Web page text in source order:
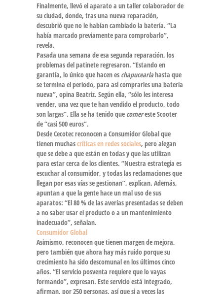
Finalmente, llevó el aparato a untaller colaboradorde
su ciudad, donde, tras una nueva reparación,
descubrió que no le habían cambiado la batería. “La
había marcado previamente para comprobarlo”,
revela.
Pasada una semana de esa segunda reparación, los
problemas del patinete regresaron. “Estando en
garantía, lo único que hacen es chapucearlahasta que
se termina el periodo, para así comprarles una batería
nueva”, opina Beatriz. Según ella, “sólo les interesa
vender, una vez que te han vendido el producto, todo
son largas”. Ella se ha tenido que comereste Scooter
de “casi 500 euros”.
Desde Cecotec reconocen a Consumidor Globalque
tienen muchascríticas en redes sociales, pero alegan
que se debe a que están en todas y que las utilizan
para estar cerca de los clientes. “Nuestra estrategia es
escuchar al consumidor, y todas lasreclamacionesque
llegan por esas vías se gestionan”, explican. Además,
apuntan a que la gente hace un mal uso de sus
aparatos: “El 80 % de las averías presentadas se deben
a no saber usar el producto o a unmantenimiento
inadecuado”, señalan.
Consumidor Global
Asimismo, reconocen que tienen margen de mejora,
pero también que ahora hay más ruido porque su
crecimientoha sido descomunal en los últimos cinco
años. “El servicio posventa requiere que lo vayas
formando”, expresan. Este servicio está integrado,
afirman, por 250 personas, así que si a veces las